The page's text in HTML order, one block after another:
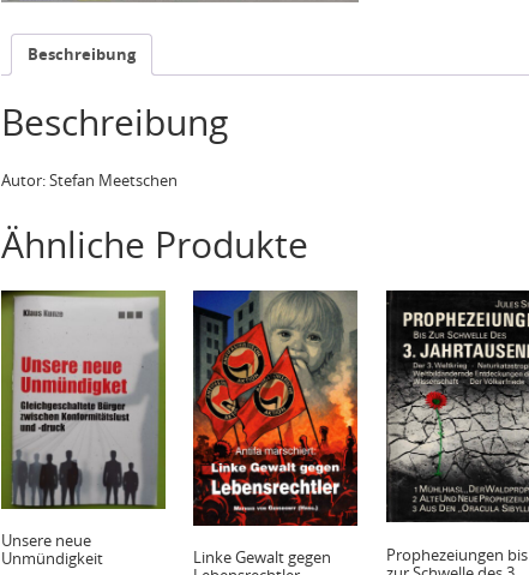
Beschreibung
Beschreibung
Autor: Stefan Meetschen
Ähnliche Produkte
Unsere neue
Unmündigkeit
Linke Gewalt gegen
Prophezeiungen bis